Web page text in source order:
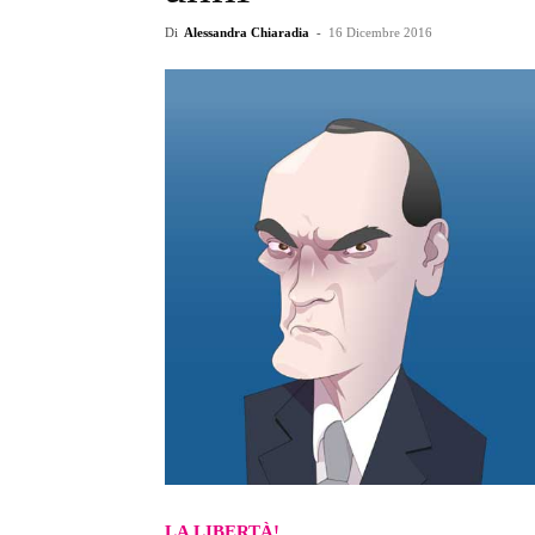
Di Alessandra Chiaradia - 16 Dicembre 2016